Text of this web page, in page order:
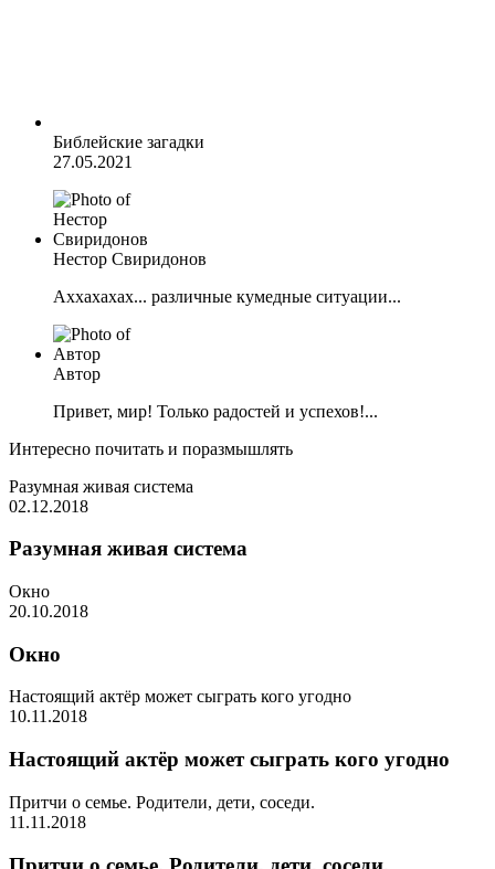
Библейские загадки
27.05.2021
Нестор Свиридонов
Аххахахах... различные кумедные ситуации...
Автор
Привет, мир! Только радостей и успехов!...
Интересно почитать и поразмышлять
Разумная живая система
02.12.2018
Разумная живая система
Окно
20.10.2018
Окно
Настоящий актёр может сыграть кого угодно
10.11.2018
Настоящий актёр может сыграть кого угодно
Притчи о семье. Родители, дети, соседи.
11.11.2018